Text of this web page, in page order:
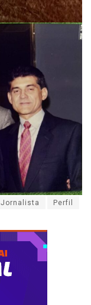
Jornalista Perfil